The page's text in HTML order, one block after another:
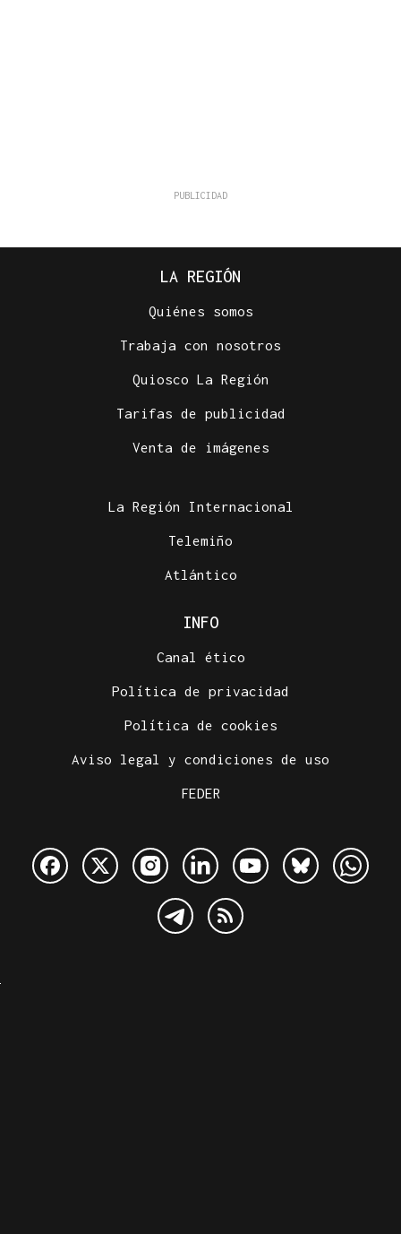
LA REGIÓN
Quiénes somos
Trabaja con nosotros
Quiosco La Región
Tarifas de publicidad
Venta de imágenes
La Región Internacional
Telemiño
Atlántico
INFO
Canal ético
Política de privacidad
Política de cookies
Aviso legal y condiciones de uso
FEDER